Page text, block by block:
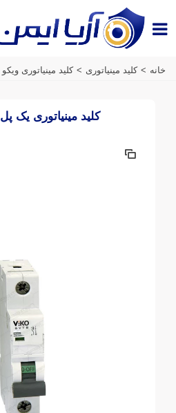
خانه > کلید مینیاتوری > کلید مینیاتوری ویکو
کلید مینیاتوری یک پل 1 آمپر ویکو